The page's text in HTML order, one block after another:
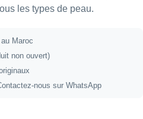
les types de peau.
Maroc
non ouvert)
nous sur WhatsApp